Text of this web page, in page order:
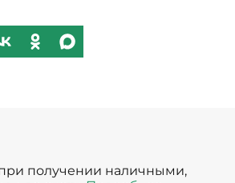
получении наличными,